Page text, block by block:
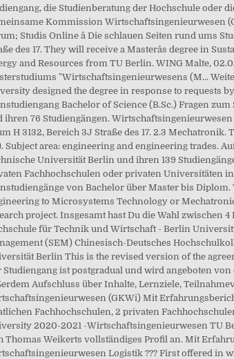
die Studienberatung der Hochschule oder
Kommission Wirtschaftsingenieurwesen
Studis Online â Die schlauen Seiten rund ums
des 17. They will receive a Masterâs degree in
and Resources from TU Berlin. WING Malte,
"Wirtschaftsingenieurwesens (M...
designed the degree in response to requests
Bachelor of Science (B.Sc.) Fragen
ihren 76 Studiengängen.
H 3132, Bereich 3J Straße des 17. 2.3
Subject area: engineering and engineering trades.
Universität Berlin und ihren 139
Fachhochschulen oder privaten Universitäten
von Bachelor über Master bis
to Microsystems Technology or
project. Insgesamt hast Du die Wahl zwischen
für Technik und Wirtschaft - Berlin
(SEM) Chinesisch-Deutsches
Berlin This is the revised version of the
Studiengang ist postgradual und wird angeboten
Aufschluss über Inhalte, Lernziele,
(GKWi) Mit
Fachhochschulen, 2 privaten
2020-2021 -Wirtschaftsingenieurwesen TU
Thomas Weikerts vollständiges Profil an. Mit
Logistik ??? First offered in